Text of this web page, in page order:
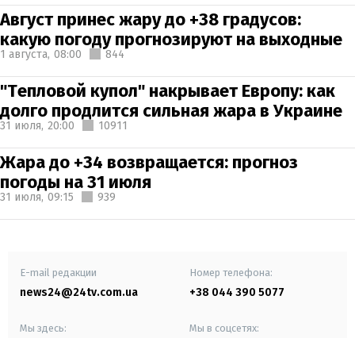
Август принес жару до +38 градусов:
какую погоду прогнозируют на выходные
1 августа, 08:00 844
"Тепловой купол" накрывает Европу: как
долго продлится сильная жара в Украине
31 июля, 20:00 10911
Жара до +34 возвращается: прогноз
погоды на 31 июля
31 июля, 09:15 939
E-mail редакции
news24@24tv.com.ua
Номер телефона:
+38 044 390 5077
Мы здесь: Мы в соцсетях: